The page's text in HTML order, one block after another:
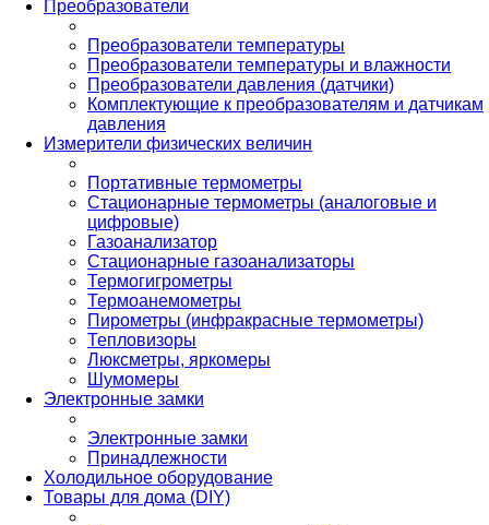
Преобразователи
Преобразователи температуры
Преобразователи температуры и влажности
Преобразователи давления (датчики)
Комплектующие к преобразователям и датчикам
давления
Измерители физических величин
Портативные термометры
Стационарные термометры (аналоговые и
цифровые)
Газоанализатор
Стационарные газоанализаторы
Термогигрометры
Термоанемометры
Пирометры (инфракрасные термометры)
Тепловизоры
Люксметры, яркомеры
Шумомеры
Электронные замки
Электронные замки
Принадлежности
Холодильное оборудование
Товары для дома (DIY)